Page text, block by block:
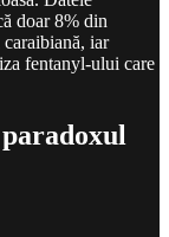
doar 8% din
iar
fentanyl-ului care